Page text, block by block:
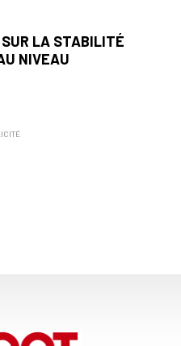
LA STABILITÉ
NIVEAU